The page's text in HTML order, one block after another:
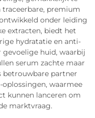
premium
onder leiding
extracten, biedt het
hydratatie en anti-
huid, waarbij
serum zachte maar
betrouwbare partner
waarmee
kunnen lanceren om
marktvraag.